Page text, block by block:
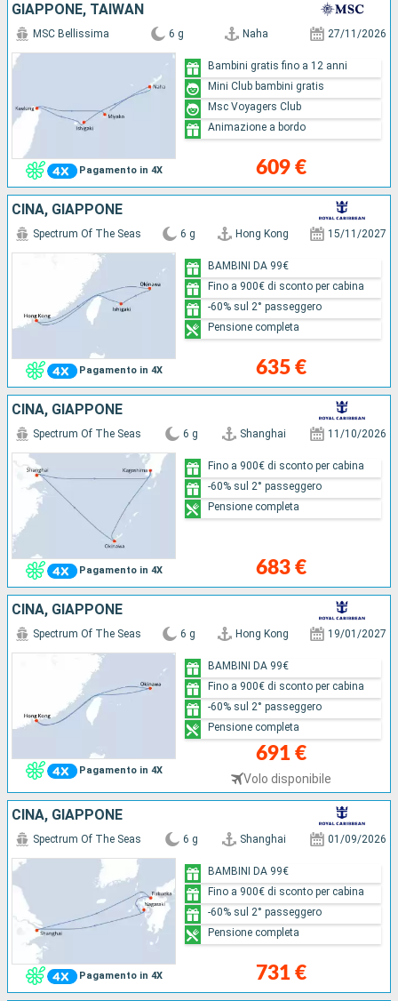
GIAPPONE, TAIWAN
Pagamento in 4X
MSC Bellissima 6 g Naha 27/11/2026
609 €
Bambini gratis fino a 12 anni
Mini Club bambini gratis
Msc Voyagers Club
Animazione a bordo
CINA, GIAPPONE
Pagamento in 4X
Spectrum Of The Seas 6 g Hong Kong 15/11/2027
635 €
BAMBINI DA 99€
Fino a 900€ di sconto per cabina
-60% sul 2° passeggero
Pensione completa
CINA, GIAPPONE
Pagamento in 4X
Spectrum Of The Seas 6 g Shanghai 11/10/2026
683 €
Fino a 900€ di sconto per cabina
-60% sul 2° passeggero
Pensione completa
CINA, GIAPPONE
Pagamento in 4X
Spectrum Of The Seas 6 g Hong Kong 19/01/2027
691 €
Volo disponibile
BAMBINI DA 99€
Fino a 900€ di sconto per cabina
-60% sul 2° passeggero
Pensione completa
CINA, GIAPPONE
Pagamento in 4X
Spectrum Of The Seas 6 g Shanghai 01/09/2026
731 €
BAMBINI DA 99€
Fino a 900€ di sconto per cabina
-60% sul 2° passeggero
Pensione completa